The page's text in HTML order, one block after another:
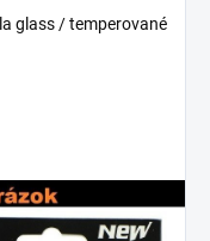
glass / temperované